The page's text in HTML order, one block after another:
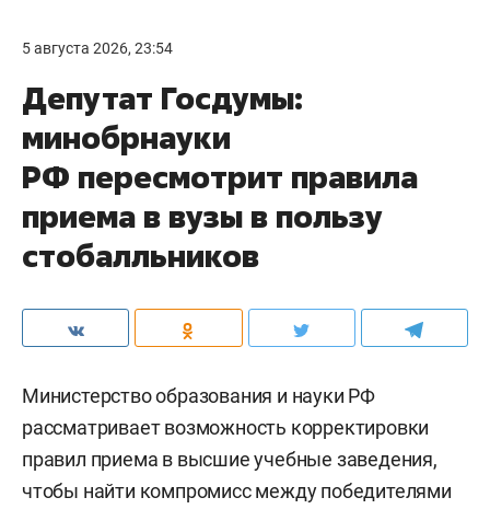
5 августа 2026, 23:54
Депутат Госдумы:
минобрнауки
РФ пересмотрит правила
приема в вузы в пользу
стобалльников
Министерство образования и науки РФ
рассматривает возможность корректировки
правил приема в высшие учебные заведения,
чтобы найти компромисс между победителями